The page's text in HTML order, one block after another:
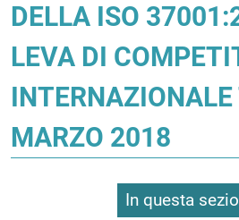
DELLA ISO
LEVA DI
MARZO 2018
In questa